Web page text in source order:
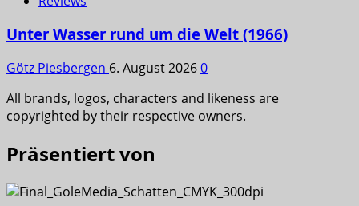
Unter Wasser rund um die Welt (1966)
Götz Piesbergen 6. August 20260
All brands, logos, characters and likeness are
copyrighted by their respective owners.
Präsentiert von